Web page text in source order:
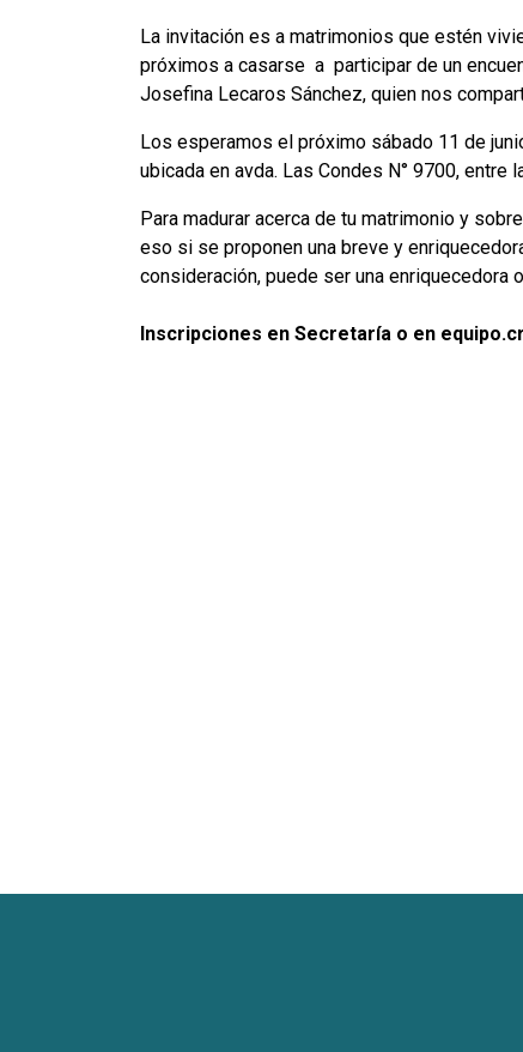
La invitación es a matrimonios que estén
próximos a casarse a participar de un
Josefina Lecaros Sánchez, quien nos
Los esperamos el próximo sábado 11 de
ubicada en avda. Las Condes N° 9700, entre
Para madurar acerca de tu matrimonio y
eso si se proponen una breve y
consideración, puede ser una enriquecedora
Inscripciones en Secretaría o en